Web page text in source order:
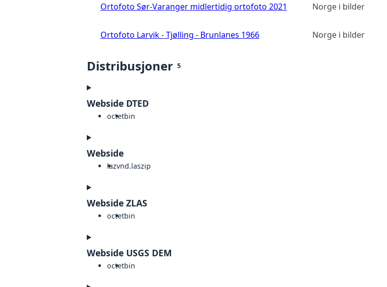
Ortofoto Sør-Varanger midlertidig ortofoto 2021 Norge i bilder
Ortofoto Larvik - Tjølling - Brunlanes 1966 Norge i bilder
Distribusjoner 5
Webside DTED
octetbin
Webside
lazvnd.laszip
Webside ZLAS
octetbin
Webside USGS DEM
octetbin